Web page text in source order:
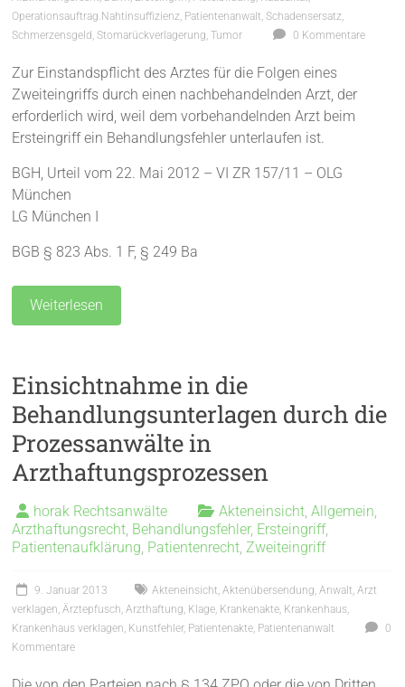
Operationsauftrag.Nahtinsuffizienz Patientenanwalt ,Schadensersatz
Schmerzensgeld ,Stomarückverlagerung ,Tumor 0 Kommentare
Zur Einstandspflicht des Arztes für die Folgen eines
Zweiteingriffs durch einen nachbehandelnden Arzt, der
erforderlich wird, weil dem vorbehandelnden Arzt beim
Ersteingriff ein Behandlungsfehler unterlaufen ist.
BGH, Urteil vom 22. Mai 2012 – VI ZR 157/11 – OLG
München
LG München I
BGB § 823 Abs. 1 F, § 249 Ba
Weiterlesen
Einsichtnahme in die
Behandlungsunterlagen durch die
Prozessanwälte in
Arzthaftungsprozessen
horak Rechtsanwälte Akteneinsicht ,Allgemein
Arzthaftungsrecht Behandlungsfehler, Ersteingriff,
Patientenaufklärung Patientenrecht Zweiteingriff
9. Januar 2013 Akteneinsicht ,Aktenübersendung ,Anwalt ,Arzt
verklagen ,Ärztepfusch ,Arzthaftung Klage Krankenakte Krankenhaus
Krankenhaus verklagen Kunstfehler, Patientenakte Patientenanwalt
0
Kommentare